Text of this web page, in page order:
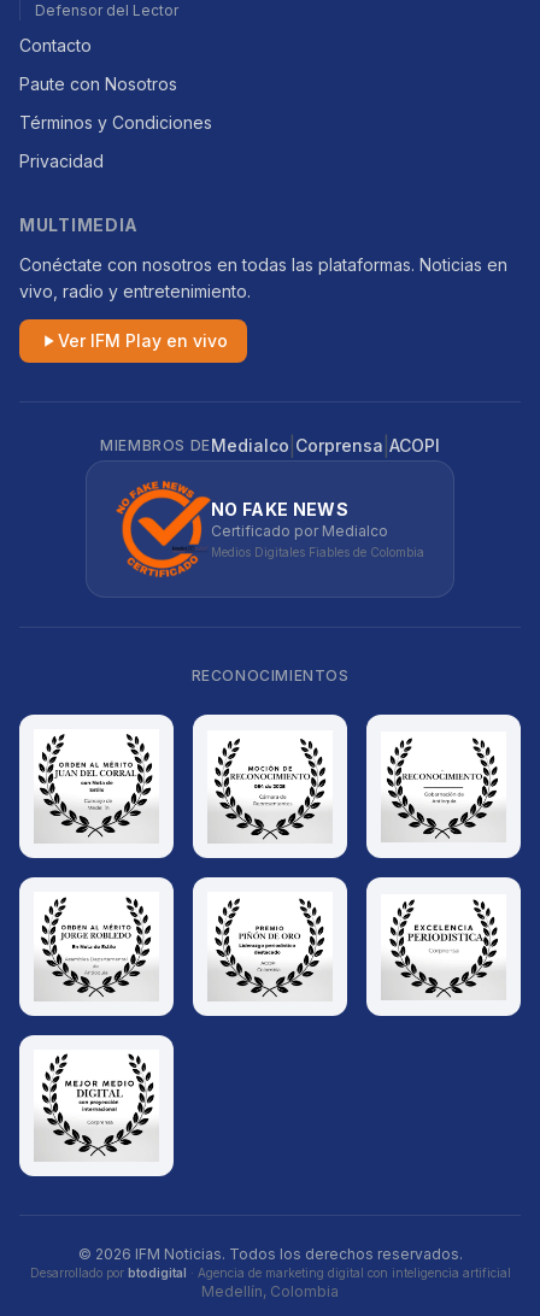
Defensor del Lector
Contacto
Paute con Nosotros
Términos y Condiciones
Privacidad
MULTIMEDIA
Conéctate con nosotros en todas las plataformas. Noticias en
vivo, radio y entretenimiento.
Ver IFM Play en vivo
MIEMBROS DEMedialco Corprensa ACOPI
NO FAKE NEWS
Certificado por Medialco
Medios Digitales Fiables de Colombia
RECONOCIMIENTOS
© 2026 IFM Noticias. Todos los derechos reservados.
Desarrollado por btodigital · Agencia de marketing digital con inteligencia artificial
Medellín, Colombia